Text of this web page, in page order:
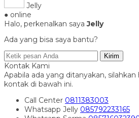
Jelly
● online
Halo, perkenalkan sayaJelly
Ada yang bisa saya bantu?
Kirim
Kontak Kami
Apabila ada yang ditanyakan,
kontak di bawah ini.
Call Center 0811383003
Whatsapp Jelly 085792233165